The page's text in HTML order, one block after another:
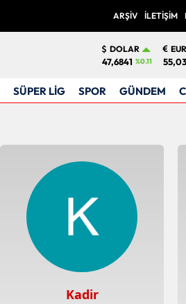
ARŞİV İLETİŞİM
DOLAR
47,6841 %0.11
SÜPER LİG SPOR GÜNDEM
Kadir